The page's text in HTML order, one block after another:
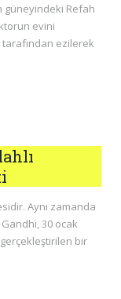
güneyindeki Refah
evini
ezilerek
Aynı zamanda
30 ocak
bir